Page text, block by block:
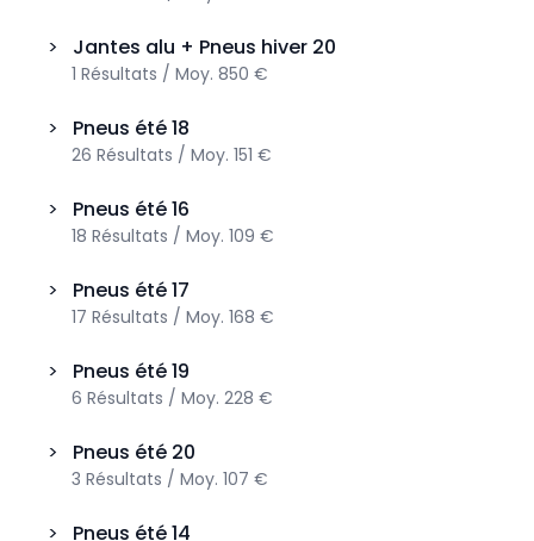
> Jantes alu + Pneus hiver 20
1 Résultats / Moy. 850 €
> Pneus été18
26 Résultats / Moy. 151 €
> Pneus été16
18 Résultats / Moy. 109 €
> Pneus été17
17 Résultats / Moy. 168 €
> Pneus été19
6 Résultats / Moy. 228 €
> Pneus été 20
3 Résultats / Moy. 107 €
> Pneus été14